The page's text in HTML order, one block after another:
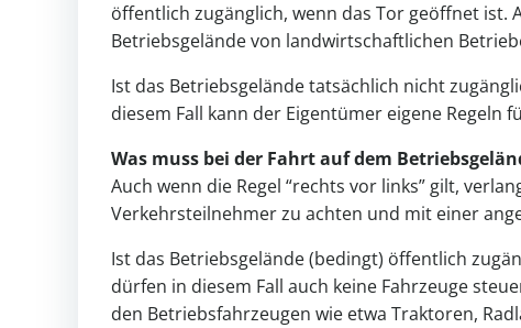
öffentlich zugänglich, wenn das Tor geöffnet ist.
Betriebsgelände von landwirtschaftlichen
Ist das Betriebsgelände tatsächlich nicht
diesem Fall kann der Eigentümer eigene Regeln
Was muss bei der Fahrt auf dem
Auch wenn die Regel “rechts vor links” gilt,
Verkehrsteilnehmer zu achten und mit einer
Ist das Betriebsgelände (bedingt) öffentlich
dürfen in diesem Fall auch keine Fahrzeuge
den Betriebsfahrzeugen wie etwa Traktoren,